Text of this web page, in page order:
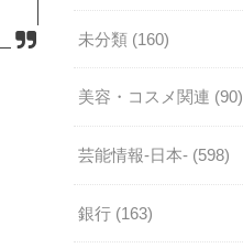
未分類 (160)
美容・コスメ関連 (90)
芸能情報-日本- (598)
銀行 (163)